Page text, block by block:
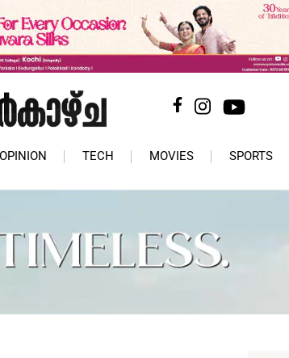
OPINION TECH MOVIES SPORTS